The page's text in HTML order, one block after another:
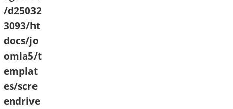
/d25032
3093/ht
docs/jo
omla5/t
emplat
es/scre
endrive